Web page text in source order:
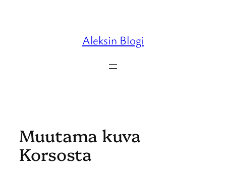
Aleksin Blogi
Muutama kuva
Korsosta